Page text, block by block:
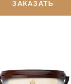
ЗАКАЗАТЬ